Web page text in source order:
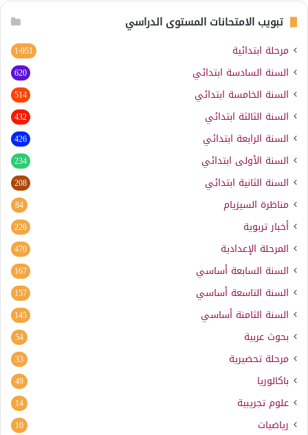
تبويب الامتحانات المستوى الدراسي
مرحلة ابتدائية 1٬951
السنة السادسة ابتدائي 620
السنة الخامسة ابتدائي 514
السنة الثالثة ابتدائي 432
السنة الرابعة ابتدائي 426
السنة الأولى ابتدائي 234
السنة الثانية ابتدائي 208
مناظرة السيزيام 84
أخبار تربوية 226
المرحلة الإعدادية 470
السنة السابعة أساسي 167
السنة التاسعة أساسي 157
السنة الثامنة أساسي 145
بحوث عربية 54
مرحلة تحضيرية 33
باكالوريا 49
علوم تجريبية 14
رياضيات 10